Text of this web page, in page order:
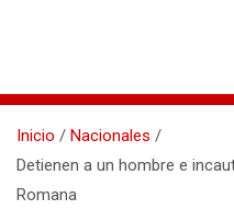
Inicio
Nacionales
Detienen a un hombre e
Romana